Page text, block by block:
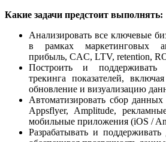
Какие задачи предстоит выполнять:
Анализировать все ключевые
в рамках маркетинговых
прибыль, CAC, LTV, retention,
Построить и поддерживать
трекинга показателей,
обновление и визуализацию
Автоматизировать сбор
Appsflyer, Amplitude,
мобильные приложения (iOS /
Разрабатывать и